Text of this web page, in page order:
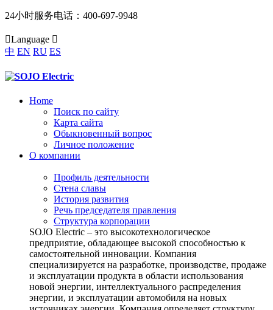
24小时服务电话： 400-697-9948
Language 
中 EN RU ES
Home
Поиск по сайту
Карта сайта
Обыкновенный вопрос
Личное положение
О компании
Профиль деятельности
Стена славы
История развития
Речь председателя правления
Структура корпорации
SOJO Electric – это высокотехнологическое
предприятие, обладающее высокой способностью к
самостоятельной инновации. Компания
специализируется на разработке, производстве, продаже
и эксплуатации продукта в области использования
новой энергии, интеллектуального распределения
энергии, и эксплуатации автомобиля на новых